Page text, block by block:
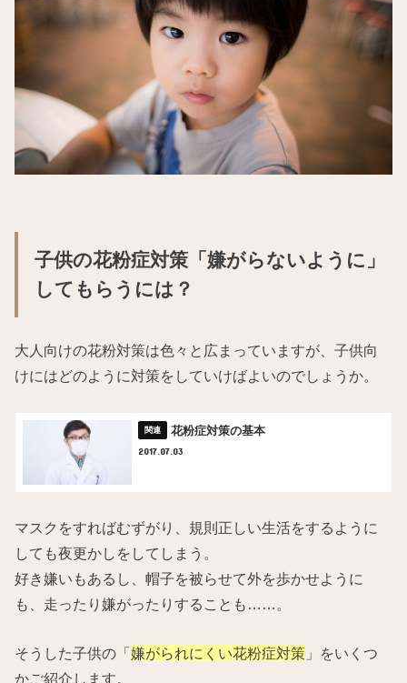
子供の花粉症対策「嫌がらないように」
してもらうには？
大人向けの花粉対策は色々と広まっていますが、子供向
けにはどのように対策をしていけばよいのでしょうか。
花粉症対策の基本
2017.07.03
マスクをすればむずがり、規則正しい生活をするように
しても夜更かしをしてしまう。
好き嫌いもあるし、帽子を被らせて外を歩かせように
も、走ったり嫌がったりすることも……。
そうした子供の「嫌がられにくい花粉症対策 」をいくつ
かご紹介します。